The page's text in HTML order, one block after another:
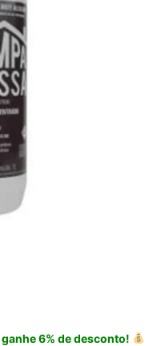
6% de desconto!